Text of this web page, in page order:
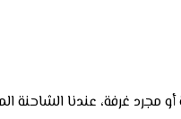
مجرد غرفة، عندنا الشاحنة